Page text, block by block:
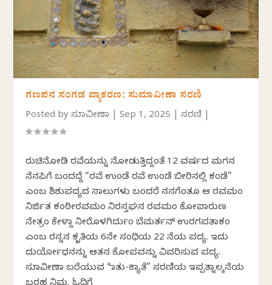
ಗಣಪನ ಸಂಗಡ ವ್ಯಾಕರಣ: ಸುಮಾವೀಣಾ ಸರಣಿ
Posted byಸುಮಾವೀಣಾ |Sep 1, 2025 |ಸರಣಿ
ರುಚಿನೋಡಿ ರವೆಯನ್ನು ನೋಡುತ್ತಿದ್ದಂತೆ 12 ವರ್ಷದ ಮಗನ
ನೆನಪಿಗೆ ಬಂದದ್ದೆ “ರವೆ ಉಂಡೆ ರವೆ ಉಂಡೆ ಬೀರಿನಲ್ಲಿ ಕಂಡೆ”
ಎಂಬ ಶಿಶುಪದ್ಯದ ಸಾಲುಗಳು ಬಂದರೆ ನನಗೆಂತೂ ಆ ರವಮಂ
ನಿರ್ಜಿತ ಕಂಠೀರವಮಂ ನಿರಸ್ತಘನ ರವಮಂ ಕೋಪಾರುಣ
ನೇತ್ರಂ ಕೇಳ್ದಾ ನೀರೊಳಗಿರ್ದುಂ ಬೆಮರ್ತನ್ ಉರಗಪತಾಕಂ
ಎಂಬ ರನ್ನನ ಕೃತಿಯ 6ನೇ ಸಂಧಿಯ 22 ನೆಯ ಪದ್ಯ. ಇದು
ದುರ್ಯೋಧನನ್ನು ಆತನ ಕೋಪವನ್ನು ವಿವರಿಸುವ ಪದ್ಯ.
ಸುಮಾವೀಣಾ ಬರೆಯುವ “ಮಾತು-ಕ್ಯಾತೆ” ಸರಣಿಯ ಇಪ್ಪತ್ನಾಲ್ಕನೆಯ